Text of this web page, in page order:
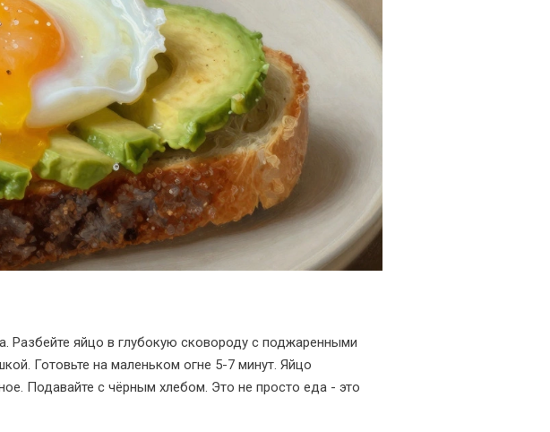
Разбейте яйцо в глубокую сковороду с поджаренными
Готовьте на маленьком огне 5-7 минут. Яйцо
Подавайте с чёрным хлебом. Это не просто еда - это